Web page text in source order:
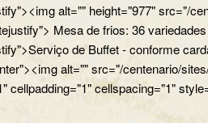
alt="" height="977" src="/
Mesa de frios: 36
de Buffet - conforme
alt="" src="/centenario/
cellpadding="1" cellspacing="1"